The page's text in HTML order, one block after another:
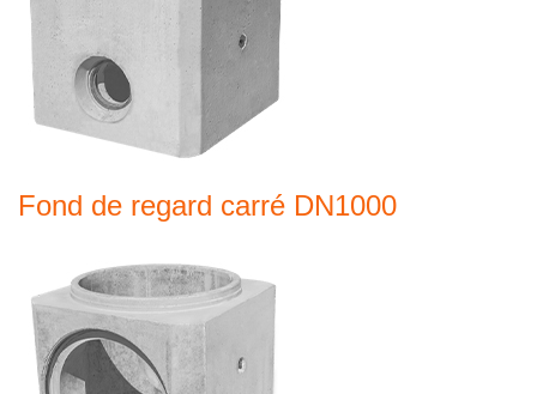
Fond de regard carré DN1000